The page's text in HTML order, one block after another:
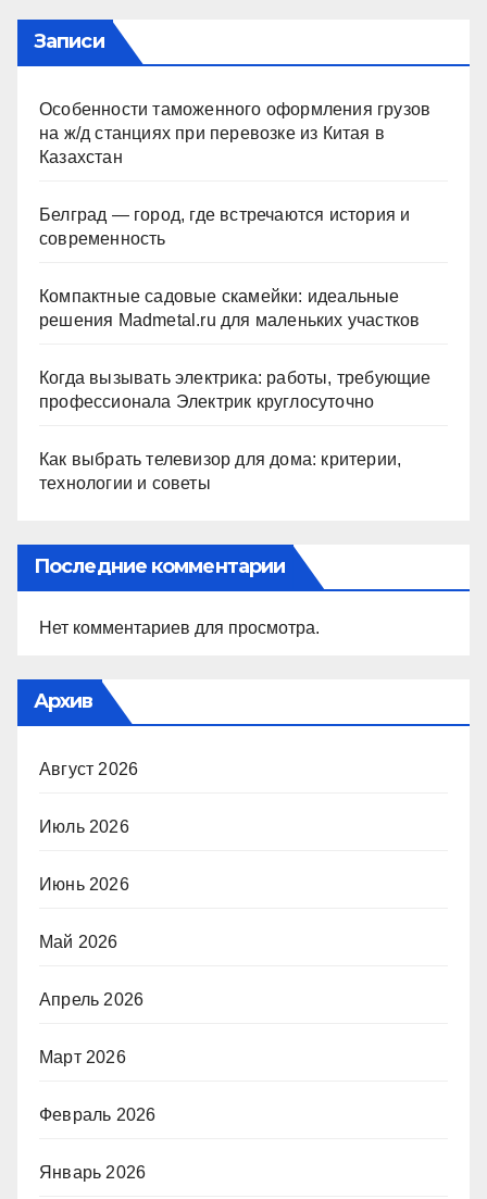
Записи
Особенности таможенного оформления грузов
на ж/д станциях при перевозке из Китая в
Казахстан
Белград — город, где встречаются история и
современность
Компактные садовые скамейки: идеальные
решения Madmetal.ru для маленьких участков
Когда вызывать электрика: работы, требующие
профессионала Электрик круглосуточно
Как выбрать телевизор для дома: критерии,
технологии и советы
Последние комментарии
Нет комментариев для просмотра.
Архив
Август 2026
Июль 2026
Июнь 2026
Май 2026
Апрель 2026
Март 2026
Февраль 2026
Январь 2026